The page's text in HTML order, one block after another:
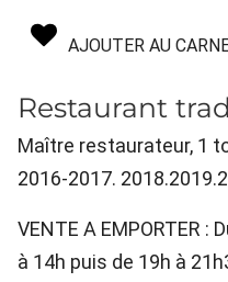
AJOUTER AU
Restaurant
Maître restaurateur, 1
2016-2017.
VENTE A EMPORTER :
à 14h puis de 19h à